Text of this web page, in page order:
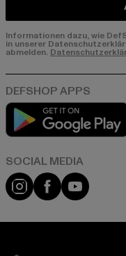
Informationen dazu, wie
in unserer
abmelden.
Instagram
FacebookYouTube